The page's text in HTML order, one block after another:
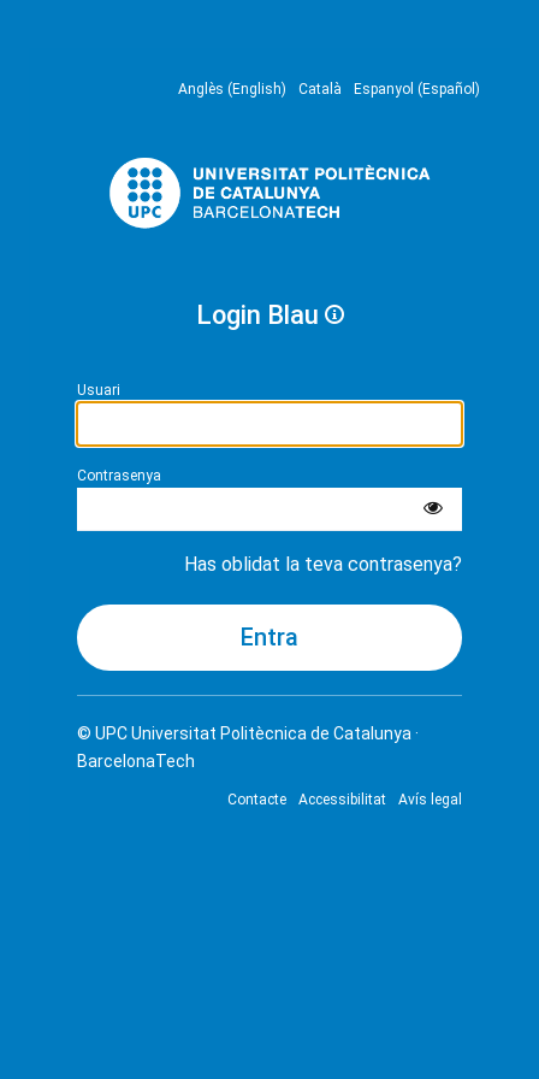
Anglès (English) Català Espanyol (Español)
Login Blau
Usuari
Contrasenya
Has oblidat la teva contrasenya?
© UPCUniversitat Politècnica de Catalunya ·
BarcelonaTech
Contacte Accessibilitat Avís legal